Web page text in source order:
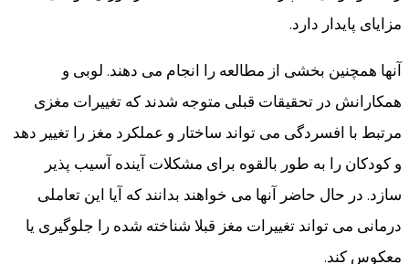
مزایای پایدار دارد.
آنها همچنین بخشی از مطالعه را انجام می دهند. لوبی و
همکارانش در تحقیقات قبلی متوجه شدند که تغییرات مغزی
مرتبط با افسردگی می تواند ساختار و عملکرد مغز را تغییر دهد
و کودکان را به طور بالقوه برای مشکلات آینده آسیب پذیر
سازد. در حال حاضر آنها می خواهند بدانند که آیا این تعاملی
درمانی می تواند تغییرات مغز قبلا شناخته شده را جلوگیری یا
معکوس کند.